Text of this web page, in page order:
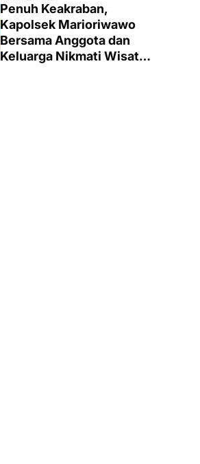
Penuh Keakraban,
Kapolsek Marioriwawo
Bersama Anggota dan
Keluarga Nikmati Wisata